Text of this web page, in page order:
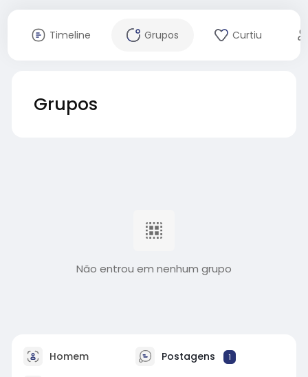
Timeline Grupos Curtiu
Grupos
Não entrou em nenhum grupo
Homem Postagens 1